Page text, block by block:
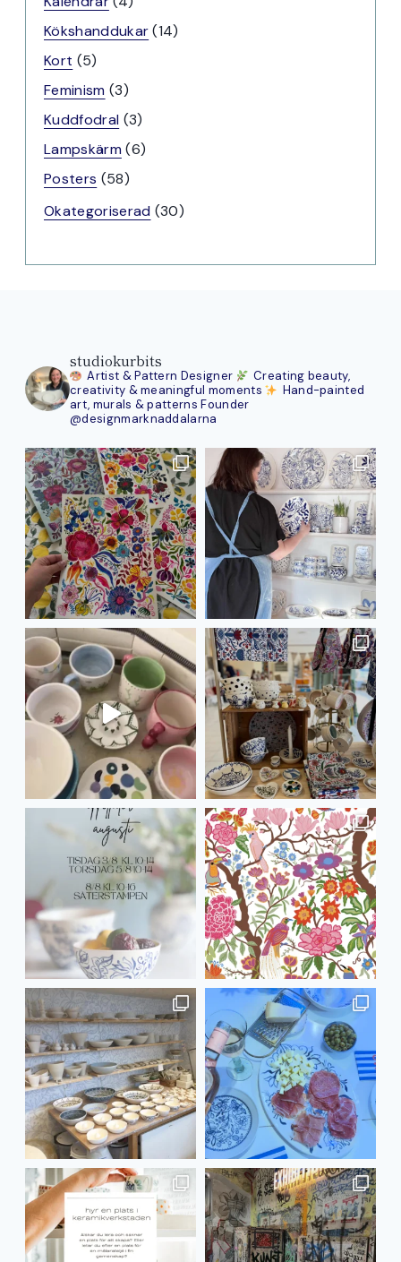
produkter
Kökshanddukar 1414
Kort 55
produkter
Feminism 33
produkter
Kuddfodral 33
produkter
Lampskärm 66
Posters 5858
produkter
Okategoriserad 3030
studiokurbits
Artist & Pattern Designer
Creating beauty,
creativity & meaningful moments
Hand-painted
art, murals & patterns Founder
@designmarknaddalarna